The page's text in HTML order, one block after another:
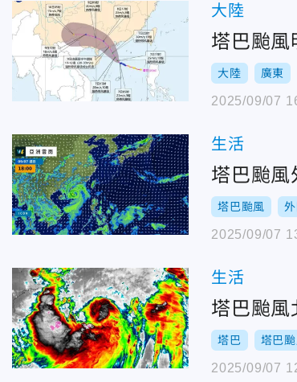
大陸
塔巴颱
大陸 廣東
2025/09/07
生活
塔巴颱
塔巴颱風
2025/09/07
生活
塔巴颱
塔巴 塔巴
2025/09/07